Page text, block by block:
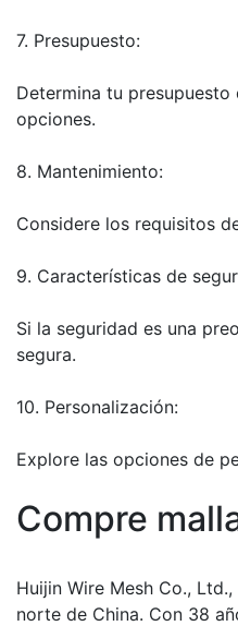
7. Presupuesto:
Determina tu
opciones.
8. Mantenimiento:
Considere los requisitos
9. Características de
Si la seguridad es una
segura.
10. Personalización:
Explore las opciones de
Compre
Huijin Wire Mesh Co.,
norte de China. Con 38